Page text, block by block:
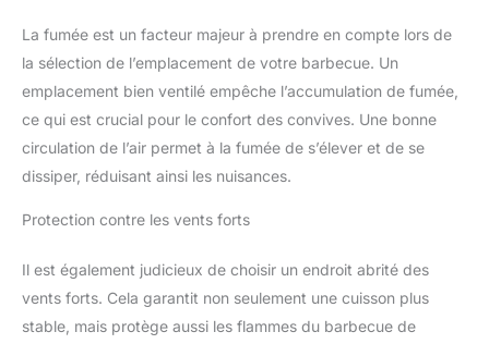
La fumée est un facteur majeur à prendre en compte lors de
la sélection de l’emplacement de votre barbecue. Un
emplacement bien ventilé empêche l’accumulation de fumée,
ce qui est crucial pour le confort des convives. Une bonne
circulation de l’air permet à la fumée de s’élever et de se
dissiper, réduisant ainsi les nuisances.
Protection contre les vents forts
Il est également judicieux de choisir un endroit abrité des
vents forts. Cela garantit non seulement une cuisson plus
stable, mais protège aussi les flammes du barbecue de